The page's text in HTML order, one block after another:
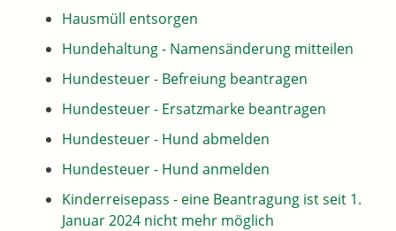
Hausmüll entsorgen
Hundehaltung - Namensänderung mitteilen
Hundesteuer - Befreiung beantragen
Hundesteuer - Ersatzmarke beantragen
Hundesteuer - Hund abmelden
Hundesteuer - Hund anmelden
Kinderreisepass - eine Beantragung ist seit 1.
Januar 2024 nicht mehr möglich